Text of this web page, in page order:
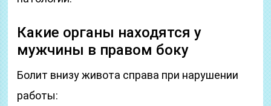
Какие органы находятся у
мужчины в правом боку
Болит внизу живота справа при нарушении
работы: